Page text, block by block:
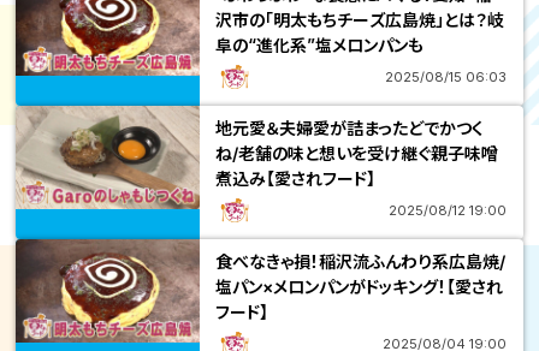
2025/08/15 06:03
沢市の「明太もちチーズ広島焼」とは？岐
阜の“進化系”塩メロンパンも
2025/08/12 19:00
地元愛＆夫婦愛が詰まったどでかつく
ね/老舗の味と想いを受け継ぐ親子味噌
煮込み【愛されフード】
2025/08/04 19:00
食べなきゃ損！稲沢流ふんわり系広島焼/
塩パン×メロンパンがドッキング！【愛され
フード】